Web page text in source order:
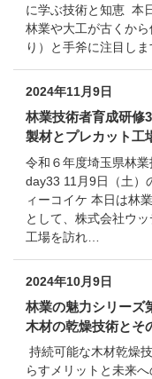
に学ぶ技術と知恵 本
林業や大工が古くか
り）と手斧に注目し
2024年11月9日
林業技術者育成研修
製材とプレカット工
令和６年度埼玉県林
day33 11月9日（土）
ィーコイケ 本日は林
として、株式会社ウ
工場を訪れ…
2024年10月9日
林業の魅力シリーズ
木材の乾燥技術とそ
持続可能な木材乾燥
らすメリットと未来